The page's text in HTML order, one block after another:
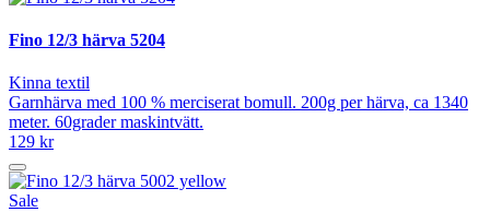
Fino 12/3 härva 5204
Kinna textil
Garnhärva med 100 % merciserat bomull. 200g per härva, ca 1340
meter. 60grader maskintvätt.
129 kr
Sale